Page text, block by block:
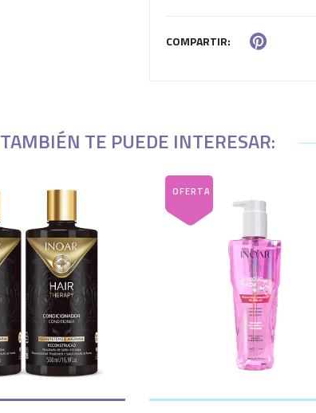
COMPARTIR:
TAMBIÉN TE PUEDE INTERESAR: